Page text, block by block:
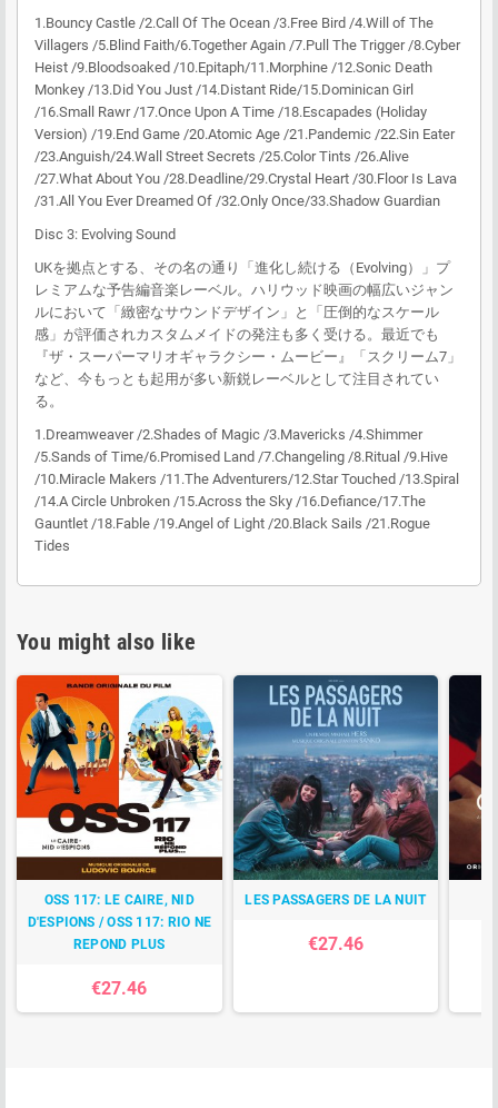
1.Bouncy Castle /2.Call Of The Ocean /3.Free Bird /4.Will of The
Villagers /5.Blind Faith/6.Together Again /7.Pull The Trigger /8.Cyber
Heist /9.Bloodsoaked /10.Epitaph/11.Morphine /12.Sonic Death
Monkey /13.Did You Just /14.Distant Ride/15.Dominican Girl
/16.Small Rawr /17.Once Upon A Time /18.Escapades (Holiday
Version) /19.End Game /20.Atomic Age /21.Pandemic /22.Sin Eater
/23.Anguish/24.Wall Street Secrets /25.Color Tints /26.Alive
/27.What About You /28.Deadline/29.Crystal Heart /30.Floor Is Lava
/31.All You Ever Dreamed Of /32.Only Once/33.Shadow Guardian
Disc 3: Evolving Sound
UKを拠点とする、その名の通り「進化し続ける（Evolving）」プ
レミアムな予告編音楽レーベル。ハリウッド映画の幅広いジャン
ルにおいて「緻密なサウンドデザイン」と「圧倒的なスケール
感」が評価されカスタムメイドの発注も多く受ける。最近でも
『ザ・スーパーマリオギャラクシー・ムービー』「スクリーム7」
など、今もっとも起用が多い新鋭レーベルとして注目されてい
る。
1.Dreamweaver /2.Shades of Magic /3.Mavericks /4.Shimmer
/5.Sands of Time/6.Promised Land /7.Changeling /8.Ritual /9.Hive
/10.Miracle Makers /11.The Adventurers/12.Star Touched /13.Spiral
/14.A Circle Unbroken /15.Across the Sky /16.Defiance/17.The
Gauntlet /18.Fable /19.Angel of Light /20.Black Sails /21.Rogue
Tides
You might also like
OSS 117: LE CAIRE, NID
D'ESPIONS / OSS 117: RIO NE
REPOND PLUS
€27.46
LES PASSAGERS DE LA NUIT
€27.46